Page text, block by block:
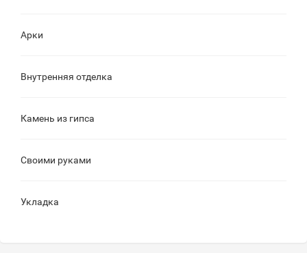
Арки
Внутренняя отделка
Камень из гипса
Своими руками
Укладка